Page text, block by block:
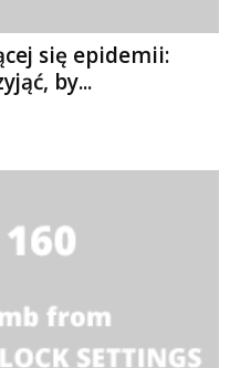
się epidemii:
by...